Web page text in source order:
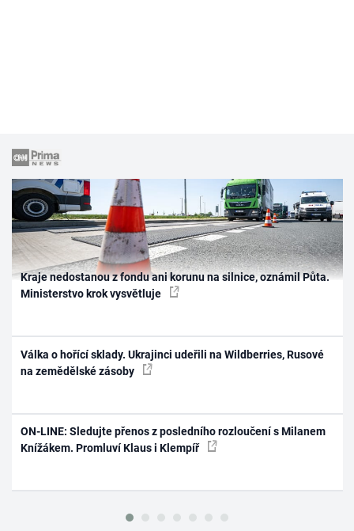
Kraje nedostanou z fondu ani korunu na silnice, oznámil Půta.
Ministerstvo krok vysvětluje
Válka o hořící sklady. Ukrajinci udeřili na Wildberries, Rusové
na zemědělské zásoby
ON-LINE: Sledujte přenos z posledního rozloučení s Milanem
Knížákem. Promluví Klaus i Klempíř